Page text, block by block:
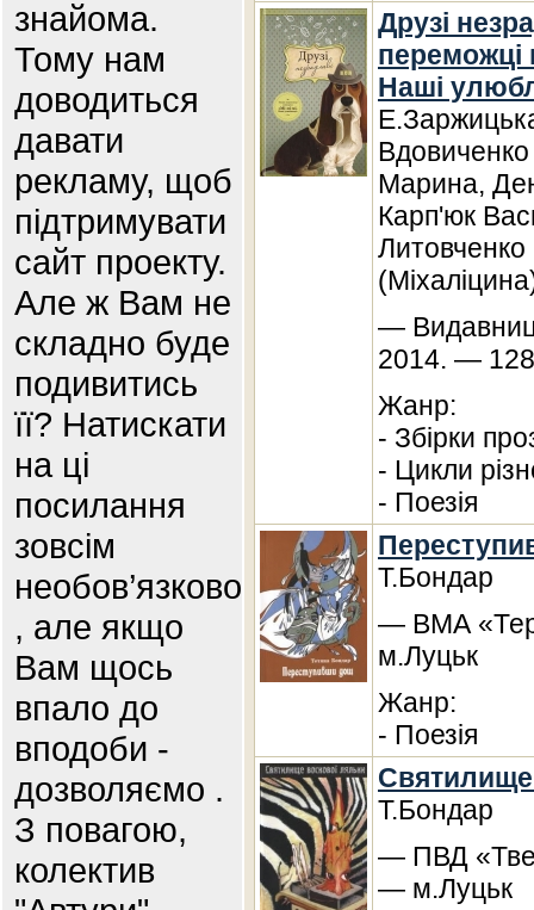
знайома.
Тому нам
доводиться
давати
рекламу, щоб
підтримувати
сайт проекту.
Але ж Вам не
складно буде
подивитись
її? Натискати
на ці
посилання
зовсім
необов’язково
, але якщо
Вам щось
впало до
вподоби -
дозволяємо .
З повагою,
колектив
Друзі
переможці
Наші
Марина,
Карп'юк
—
2014. —
Жанр:
- Збірки
- Цикли
- Поезія
Т.Бондар
— ВМА
м.Луцьк
Жанр:
- Поезія
Святилище
Т.Бондар
— ПВД
— м.Луцьк